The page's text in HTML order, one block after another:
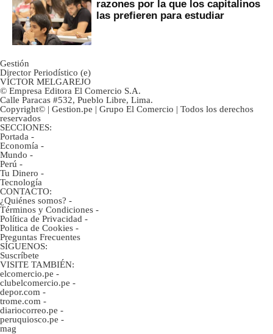
razones por la que los capitalinos
las prefieren para estudiar
Gestión
Director Periodístico (e)
VÍCTOR MELGAREJO
© Empresa Editora El Comercio S.A.
Calle Paracas #532, Pueblo Libre, Lima.
Copyright© | Gestion.pe | Grupo El Comercio | Todos los derechos
reservados
SECCIONES:
Portada -
Economía -
Mundo -
Perú -
Tu Dinero -
Tecnología
CONTACTO:
¿Quiénes somos? -
Términos y Condiciones -
Política de Privacidad -
Politica de Cookies -
Preguntas Frecuentes
SÍGUENOS:
Suscríbete
VISITE TAMBIÉN:
elcomercio.pe -
clubelcomercio.pe -
depor.com -
trome.com -
diariocorreo.pe -
peruquiosco.pe -
mag